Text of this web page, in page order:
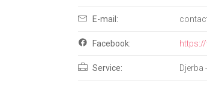
E-mail:
Facebook:
Service: Djerba